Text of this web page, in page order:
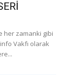
her zamanki gibi
Vakfı olarak